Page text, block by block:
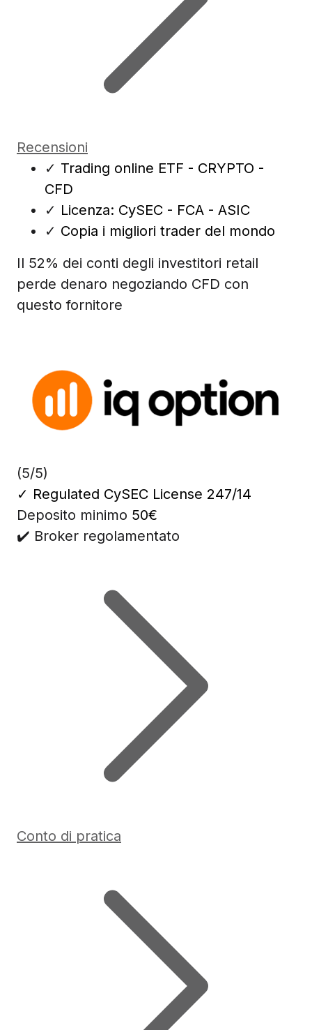
Recensioni
✓ Trading online ETF - CRYPTO -
CFD
✓ Licenza: CySEC - FCA - ASIC
✓ Copia i migliori trader del mondo
Il 52% dei conti degli investitori retail
perde denaro negoziando CFD con
questo fornitore
(5/5)
✓ Regulated CySEC License 247/14
Deposito minimo 50€
✔️ Broker regolamentato
Conto di pratica